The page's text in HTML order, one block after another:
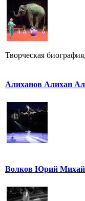
Творческая
Алиханов Алихан
Волков Юрий